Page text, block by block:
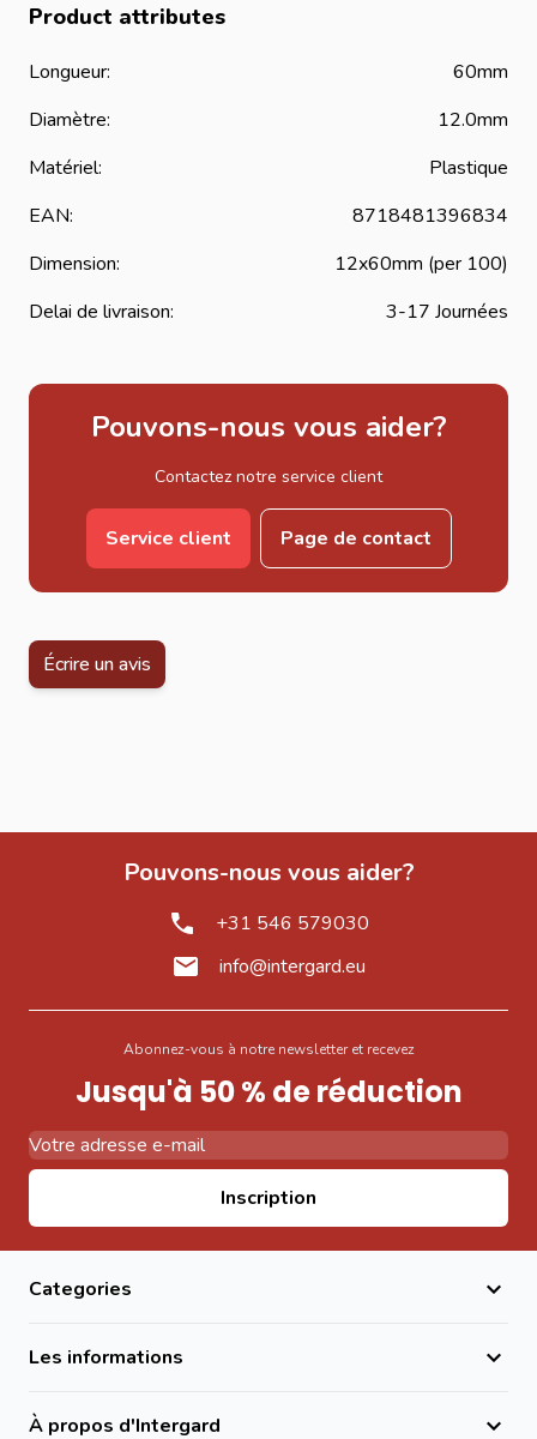
Product attributes
Longueur:
60mm
Diamètre:
12.0mm
Matériel:
Plastique
EAN:
8718481396834
Dimension:
12x60mm (per 100)
Delai de livraison:
3-17 Journées
Pouvons-nous vous aider?
Contactez notre service client
Service client Page de contact
Écrire un avis
Pouvons-nous vous aider?
+31 546 579030
info@intergard.eu
Abonnez-vous à notre newsletter et recevez
Jusqu'à 50 % de réduction
Inscription
Categories
Les informations
À propos d'Intergard